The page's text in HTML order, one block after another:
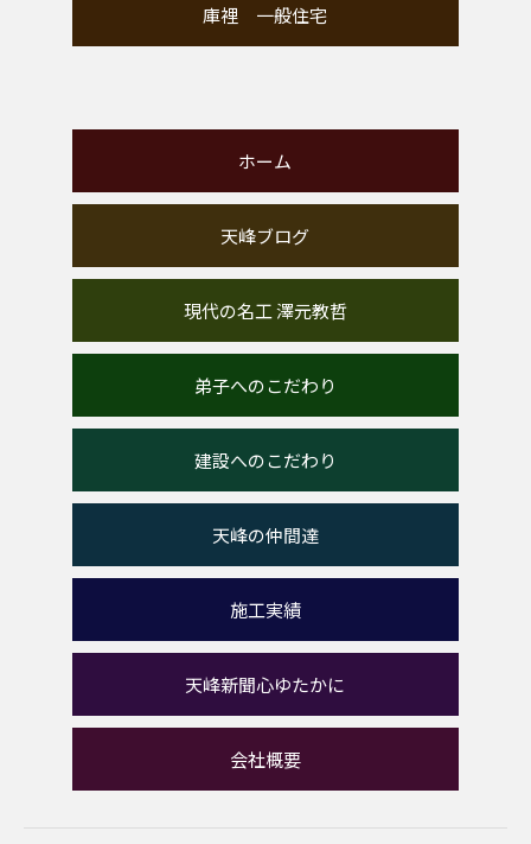
庫裡 一般住宅
ホーム
天峰ブログ
現代の名工 澤元教哲
弟子へのこだわり
建設へのこだわり
天峰の仲間達
施工実績
天峰新聞心ゆたかに
会社概要